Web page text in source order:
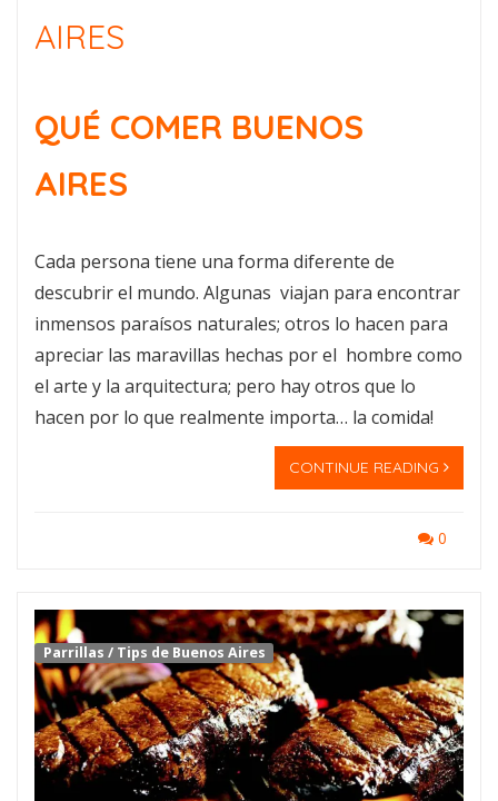
AIRES
QUÉ COMER BUENOS
AIRES
Cada persona tiene una forma diferente de
descubrir el mundo. Algunas viajan para encontrar
inmensos paraísos naturales; otros lo hacen para
apreciar las maravillas hechas por el hombre como
el arte y la arquitectura; pero hay otros que lo
hacen por lo que realmente importa… la comida!
CONTINUE READING
0
Parrillas / Tips de Buenos Aires